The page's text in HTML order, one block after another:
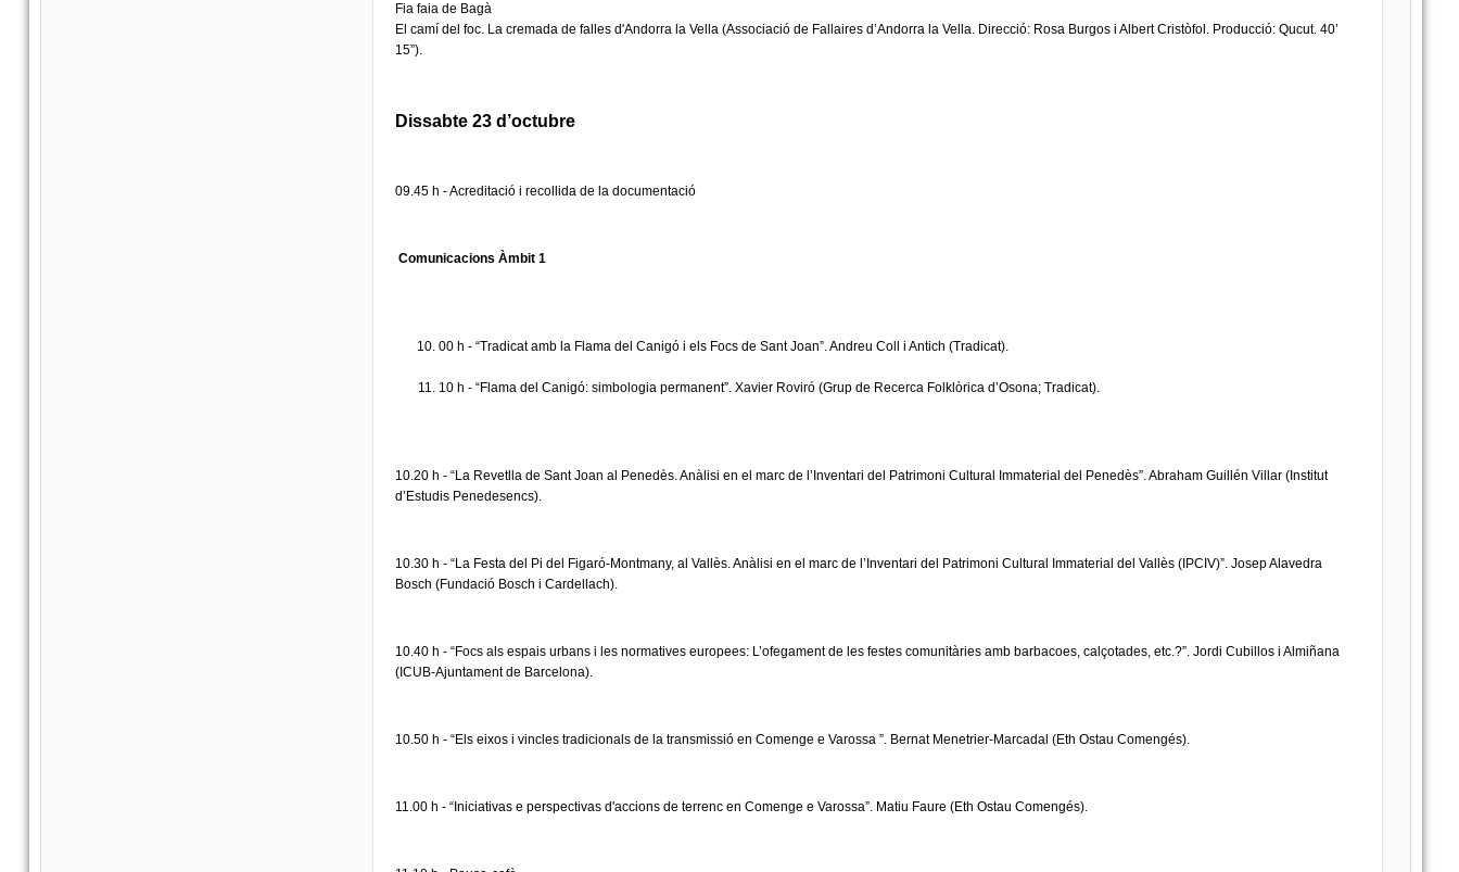
Fia faia de Bagà
El camí del foc. La cremada de falles d'Andorra la Vella (Associació de Fallaires d’Andorra la Vella. Direcció: Rosa Burgos i Albert Cristòfol. Producció: Qucut. 40’
15”).
Dissabte 23 d’octubre
09.45 h - Acreditació i recollida de la documentació
Comunicacions Àmbit 1
00 h - “Tradicat amb la Flama del Canigó i els Focs de Sant Joan”. Andreu Coll i Antich (Tradicat).
10 h - “Flama del Canigó: simbologia permanent”. Xavier Roviró (Grup de Recerca Folklòrica d’Osona; Tradicat).
10.20 h - “La Revetlla de Sant Joan al Penedès. Anàlisi en el marc de l’Inventari del Patrimoni Cultural Immaterial del Penedès”. Abraham Guillén Villar (Institut
d’Estudis Penedesencs).
10.30 h - “La Festa del Pi del Figaró-Montmany, al Vallès. Anàlisi en el marc de l’Inventari del Patrimoni Cultural Immaterial del Vallès (IPCIV)”. Josep Alavedra
Bosch (Fundació Bosch i Cardellach).
10.40 h - “Focs als espais urbans i les normatives europees: L’ofegament de les festes comunitàries amb barbacoes, calçotades, etc.?”. Jordi Cubillos i Almiñana
(ICUB-Ajuntament de Barcelona).
10.50 h - “Els eixos i vincles tradicionals de la transmissió en Comenge e Varossa ”. Bernat Menetrier-Marcadal (Eth Ostau Comengés).
11.00 h - “Iniciativas e perspectivas d'accions de terrenc en Comenge e Varossa”. Matiu Faure (Eth Ostau Comengés).